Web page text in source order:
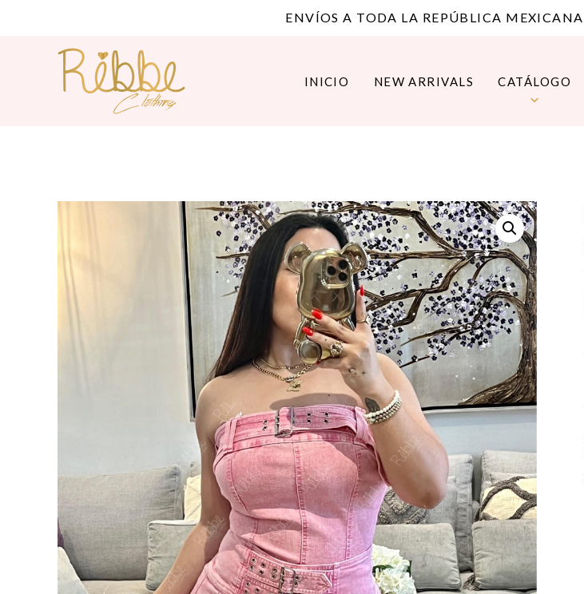
ENVÍOS A TODA LA REPÚBLICA MEXICANA
INICIO NEW ARRIVALS CATÁLOGO